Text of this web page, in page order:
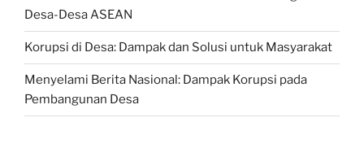
Desa-Desa ASEAN
Korupsi di Desa: Dampak dan Solusi untuk Masyarakat
Menyelami Berita Nasional: Dampak Korupsi pada
Pembangunan Desa